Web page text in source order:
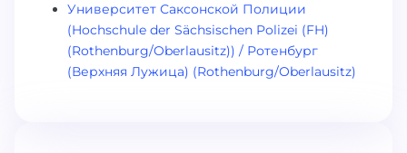
Университет Саксонской Полиции
(Hochschule der Sächsischen Polizei (FH)
(Rothenburg/Oberlausitz)) / Ротенбург
(Верхняя Лужица) (Rothenburg/Oberlausitz)